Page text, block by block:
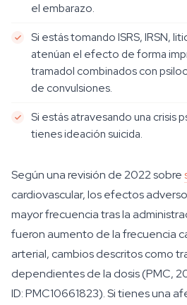
el embarazo.
Si estás tomando ISRS, IRSN,
atenúan el efecto de forma
tramadol combinados con
de convulsiones.
Si estás atravesando una crisis
tienes ideación suicida.
Según una revisión de 2022 sobre
cardiovascular, los efectos
mayor frecuencia tras la
fueron aumento de la frecuencia
arterial, cambios descritos como
dependientes de la dosis (PMC,
ID: PMC10661823). Si tienes una